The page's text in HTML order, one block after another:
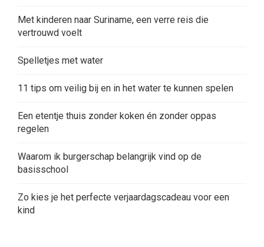
Met kinderen naar Suriname, een verre reis die
vertrouwd voelt
Spelletjes met water
11 tips om veilig bij en in het water te kunnen spelen
Een etentje thuis zonder koken én zonder oppas
regelen
Waarom ik burgerschap belangrijk vind op de
basisschool
Zo kies je het perfecte verjaardagscadeau voor een
kind